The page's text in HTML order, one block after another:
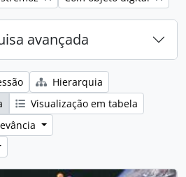
avançada
Hierarquia
Visualização em tabela